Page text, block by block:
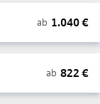
ab 1.040€
ab 822 €